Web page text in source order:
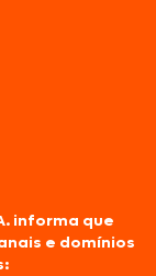
informa que
e domínios